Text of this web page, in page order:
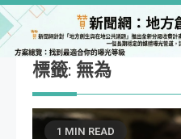
標籤: 無為
1 MIN READ